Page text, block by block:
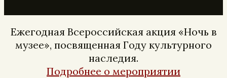
Ежегодная Всероссийская акция «Ночь в
музее», посвященная Году культурного
наследия.
Подробнее о мероприятии